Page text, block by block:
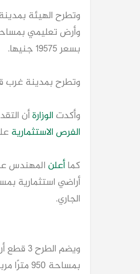
وتطرح الهيئة
وأرض تعليمي بمساحة 7133
بسعر 19575 جنيها.
وتطرح بمدينة غرب قنا
وأكدت الوزارةأن
الفرص الاستثمارية
كماأعلن المهندس
أراضي استثمارية بمساحات أقل من
الجاري.